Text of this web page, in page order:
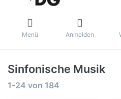
Menü Anmelden
Sinfonische Musik
1-24 von 184